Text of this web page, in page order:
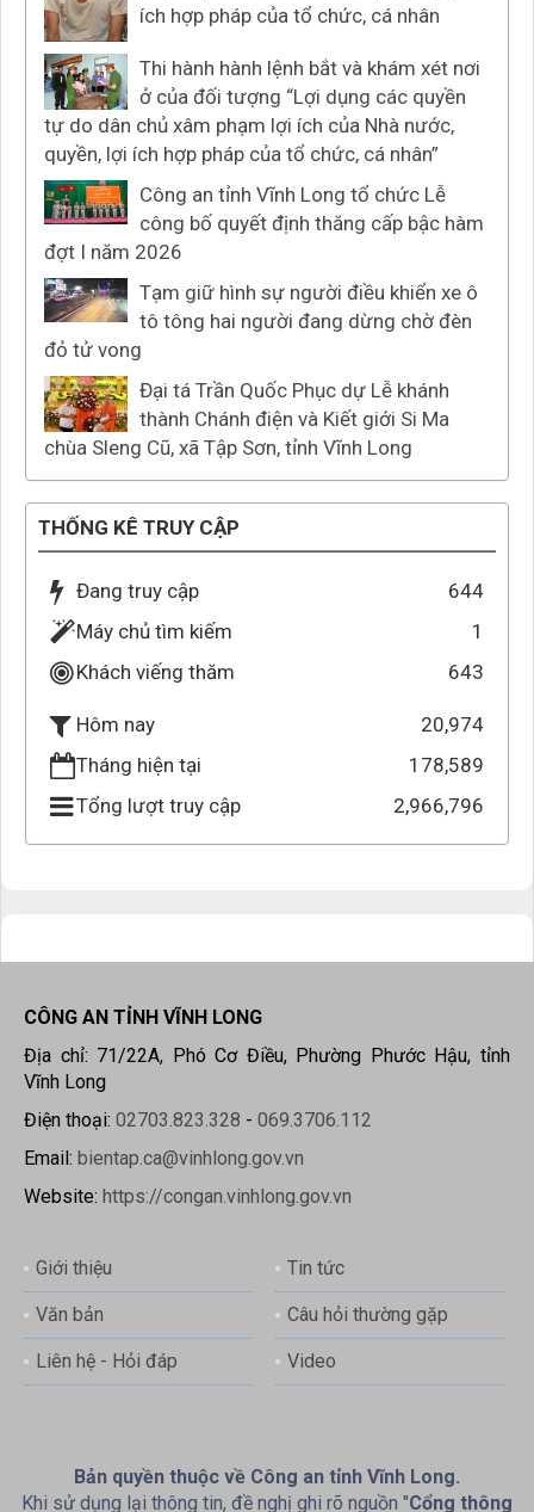
ích hợp pháp của tổ chức, cá nhân
Thi hành hành lệnh bắt và khám xét nơi
ở của đối tượng “Lợi dụng các quyền
tự do dân chủ xâm phạm lợi ích của Nhà nước,
quyền, lợi ích hợp pháp của tổ chức, cá nhân”
Công an tỉnh Vĩnh Long tổ chức Lễ
công bố quyết định thăng cấp bậc hàm
đợt I năm 2026
Tạm giữ hình sự người điều khiển xe ô
tô tông hai người đang dừng chờ đèn
đỏ tử vong
Đại tá Trần Quốc Phục dự Lễ khánh
thành Chánh điện và Kiết giới Si Ma
chùa Sleng Cũ, xã Tập Sơn, tỉnh Vĩnh Long
THỐNG KÊ TRUY CẬP
Đang truy cập
644
Máy chủ tìm kiếm
1
Khách viếng thăm
643
Hôm nay
20,974
Tháng hiện tại
178,589
Tổng lượt truy cập
2,966,796
CÔNG AN TỈNH VĨNH LONG
Địa chỉ: 71/22A, Phó Cơ Điều, Phường Phước Hậu, tỉnh
Vĩnh Long
Điện thoại: 02703.823.328 - 069.3706.112
Email: bientap.ca@vinhlong.gov.vn
Website: https://congan.vinhlong.gov.vn
Giới thiệu Tin tức
Văn bản Câu hỏi thường gặp
Liên hệ - Hỏi đáp Video
Bản quyền thuộc về Công an tỉnh Vĩnh Long.
Khi sử dụng lại thông tin, đề nghị ghi rõ nguồn "Cổng thông